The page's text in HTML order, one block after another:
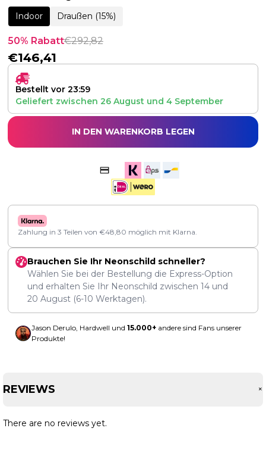
Indoor Draußen (15%)
50% Rabatt€292,82
€146,41
Bestellt vor 23:59
Geliefert zwischen 26 August und 4 September
IN DEN WARENKORB LEGEN
Zahlung in 3 Teilen von €48,80 möglich mit Klarna.
Brauchen Sie Ihr Neonschild schneller?
Wählen Sie bei der Bestellung die Express-Option
und erhalten Sie Ihr Neonschild zwischen 14 und
20 August (6-10 Werktagen).
Jason Derulo, Hardwell und 15.000+ andere sind Fans unserer
Produkte!
REVIEWS +
There are no reviews yet.